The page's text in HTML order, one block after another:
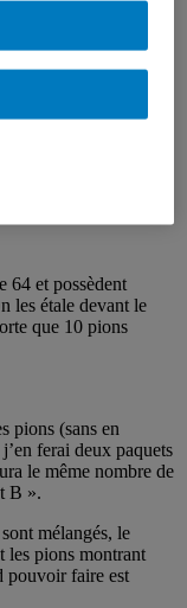
noirs et
64 et possèdent
les étale devant le
que 10 pions
pions (sans en
ferai deux paquets
le même nombre de
B ».
mélangés, le
les pions montrant
pouvoir faire est